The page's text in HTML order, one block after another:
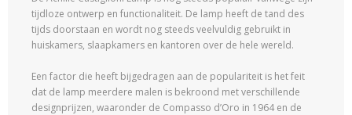
tijdloze ontwerp en functionaliteit. De lamp heeft de tand des
tijds doorstaan en wordt nog steeds veelvuldig gebruikt in
huiskamers, slaapkamers en kantoren over de hele wereld.
Een factor die heeft bijgedragen aan de populariteit is het feit
dat de lamp meerdere malen is bekroond met verschillende
designprijzen, waaronder de Compasso d’Oro in 1964 en de